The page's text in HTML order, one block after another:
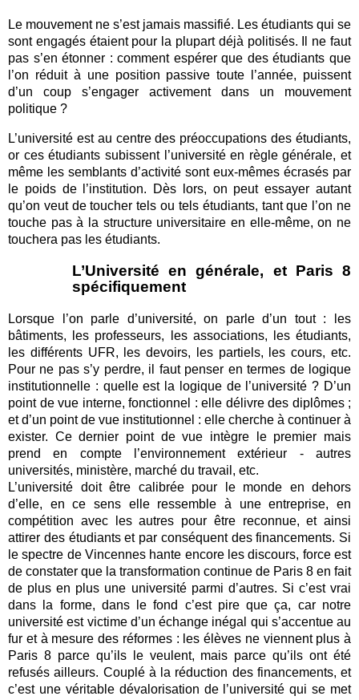
Le mouvement ne s’est jamais massifié. Les étudiants qui se
sont engagés étaient pour la plupart déjà politisés. Il ne faut
pas s’en étonner : comment espérer que des étudiants que
l’on réduit à une position passive toute l’année, puissent
d’un coup s’engager activement dans un mouvement
politique ?
L’université est au centre des préoccupations des étudiants,
or ces étudiants subissent l’université en règle générale, et
même les semblants d’activité sont eux-mêmes écrasés par
le poids de l’institution. Dès lors, on peut essayer autant
qu’on veut de toucher tels ou tels étudiants, tant que l’on ne
touche pas à la structure universitaire en elle-même, on ne
touchera pas les étudiants.
L’Université en générale, et Paris 8
spécifiquement
Lorsque l’on parle d’université, on parle d’un tout : les
bâtiments, les professeurs, les associations, les étudiants,
les différents UFR, les devoirs, les partiels, les cours, etc.
Pour ne pas s’y perdre, il faut penser en termes de logique
institutionnelle : quelle est la logique de l’université ? D’un
point de vue interne, fonctionnel : elle délivre des diplômes ;
et d’un point de vue institutionnel : elle cherche à continuer à
exister. Ce dernier point de vue intègre le premier mais
prend en compte l’environnement extérieur - autres
universités, ministère, marché du travail, etc.
L’université doit être calibrée pour le monde en dehors
d’elle, en ce sens elle ressemble à une entreprise, en
compétition avec les autres pour être reconnue, et ainsi
attirer des étudiants et par conséquent des financements. Si
le spectre de Vincennes hante encore les discours, force est
de constater que la transformation continue de Paris 8 en fait
de plus en plus une université parmi d’autres. Si c’est vrai
dans la forme, dans le fond c’est pire que ça, car notre
université est victime d’un échange inégal qui s’accentue au
fur et à mesure des réformes : les élèves ne viennent plus à
Paris 8 parce qu’ils le veulent, mais parce qu’ils ont été
refusés ailleurs. Couplé à la réduction des financements, et
c’est une véritable dévalorisation de l’université qui se met